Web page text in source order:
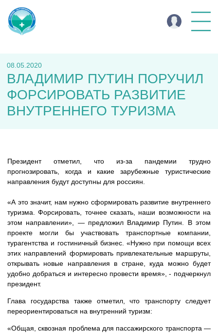
08.05.2020
ВЛАДИМИР ПУТИН ПОРУЧИЛ
ФОРСИРОВАТЬ РАЗВИТИЕ
ВНУТРЕННЕГО ТУРИЗМА
Президент отметил, что из-за пандемии трудно
прогнозировать, когда и какие зарубежные туристические
направления будут доступны для россиян.
«А это значит, нам нужно сформировать развитие внутреннего
туризма. Форсировать, точнее сказать, наши возможности на
этом направлении», — предложил Владимир Путин. В этом
проекте могли бы участвовать транспортные компании,
турагентства и гостиничный бизнес. «Нужно при помощи всех
этих направлений формировать привлекательные маршруты,
открывать новые направления в стране, куда можно будет
удобно добраться и интересно провести время», - подчеркнул
президент.
Глава государства также отметил, что транспорту следует
переориентироваться на внутренний туризм:
«Общая, сквозная проблема для пассажирского транспорта —